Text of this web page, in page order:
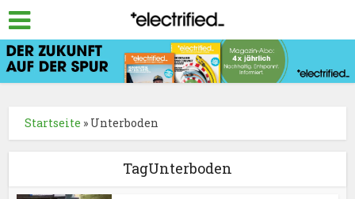
Startseite » Unterboden
TagUnterboden